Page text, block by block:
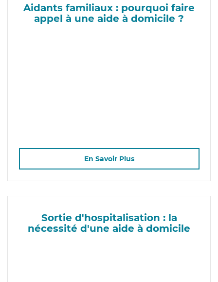
Aidants familiaux : pourquoi faire
appel à une aide à domicile ?
En Savoir Plus
Sortie d'hospitalisation : la
nécessité d'une aide à domicile